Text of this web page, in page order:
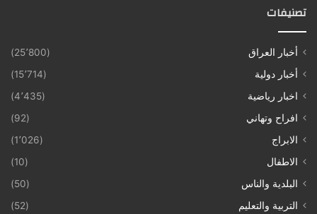
تصنيفات
أخبار العراق
(25٬800)
أخبار دولية
(15٬714)
اخبار رياضية
(4٬435)
افراح وتهاني
(92)
الابراج
(1٬026)
الاطفال
(10)
البلدية والناس
(50)
التربية والتعليم
(52)